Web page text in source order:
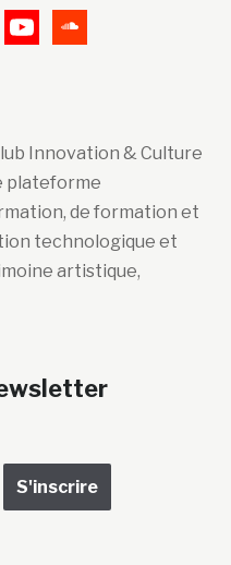
Innovation & Culture
plateforme
de formation et
technologique et
artistique,